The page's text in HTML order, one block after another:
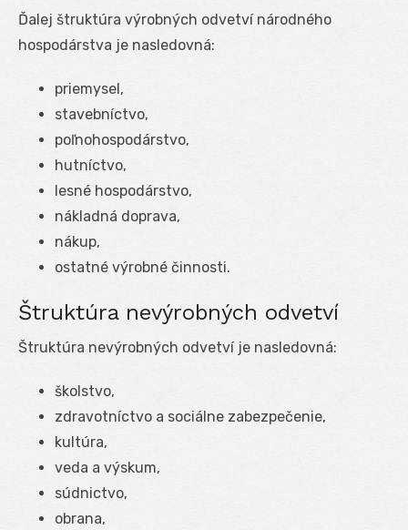
Ďalej štruktúra výrobných odvetví národného
hospodárstva je nasledovná:
priemysel,
stavebníctvo,
poľnohospodárstvo,
hutníctvo,
lesné hospodárstvo,
nákladná doprava,
nákup,
ostatné výrobné činnosti.
Štruktúra nevýrobných odvetví
Štruktúra nevýrobných odvetví je nasledovná:
školstvo,
zdravotníctvo a sociálne zabezpečenie,
kultúra,
veda a výskum,
súdnictvo,
obrana,